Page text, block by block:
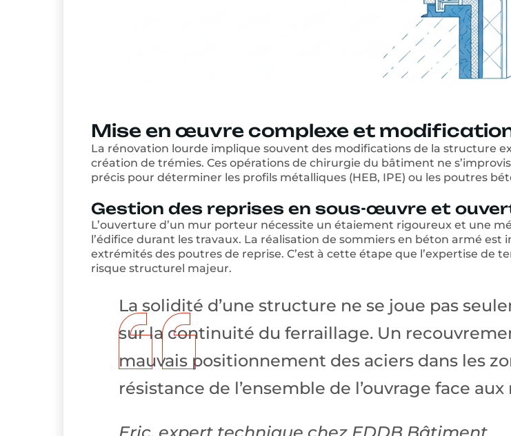
Mise en œuvre complexe et
La rénovation lourde implique souvent des modifications de la structure
création de trémies. Ces opérations de chirurgie du bâtiment ne
précis pour déterminer les profils métalliques (HEB, IPE) ou les poutres
Gestion des reprises en sous-œuvre et
L’ouverture d’un mur porteur nécessite un étaiement rigoureux et une
l’édifice durant les travaux. La réalisation de sommiers en béton armé
extrémités des poutres de reprise. C’est à cette étape que l’expertise de
risque structurel majeur.
La solidité d’une structure ne se joue pas
sur la continuité du ferraillage. Un
mauvais positionnement des aciers dans les
résistance de l’ensemble de l’ouvrage face